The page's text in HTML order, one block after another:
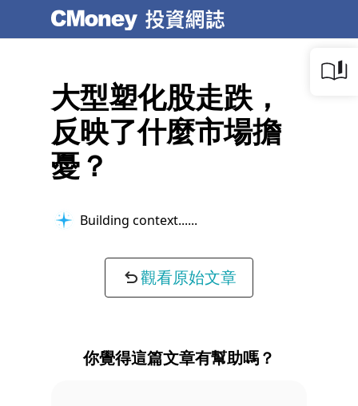
大型塑化股走跌，
反映了什麼市場擔
憂？
Building context...
觀看原始文章
你覺得這篇文章有幫助嗎？